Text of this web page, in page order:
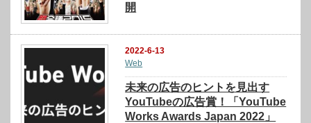
開
2022-6-13
Web
未来の広告のヒントを見出す
YouTubeの広告賞！「YouTube
Works Awards Japan 2022」